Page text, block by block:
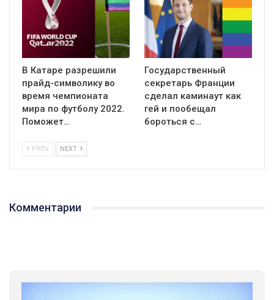
В Катаре разрешили
прайд-символику во
время чемпионата
мира по футболу 2022.
Поможет…
Государственный
секретарь Франции
сделал каминаут как
гей и пообещал
бороться с…
PREV NEXT
Комментарии